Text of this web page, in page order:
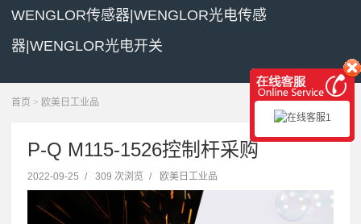
WENGLOR传感器|WENGLOR光电传感
器|WENGLOR光电开关
展开菜单
首页 > 欧美日工业品
P-Q M115-1526控制杆采购
2022-09-25 / 309 次浏览 / 欧美日工业品